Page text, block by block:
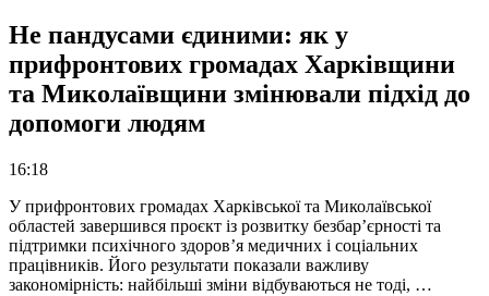
Не пандусами єдиними: як у
прифронтових громадах Харківщини
та Миколаївщини змінювали підхід до
допомоги людям
16:18
У прифронтових громадах Харківської та Миколаївської
областей завершився проєкт із розвитку безбар’єрності та
підтримки психічного здоров’я медичних і соціальних
працівників. Його результати показали важливу
закономірність: найбільші зміни відбуваються не тоді, …